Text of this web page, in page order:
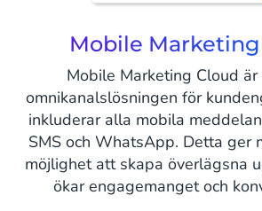
Mobile
Mobile Marketing Cloud
omnikanalslösningen för
inkluderar alla mobila
SMS och WhatsApp. Detta ger
möjlighet att skapa överlägsna
ökar engagemanget och